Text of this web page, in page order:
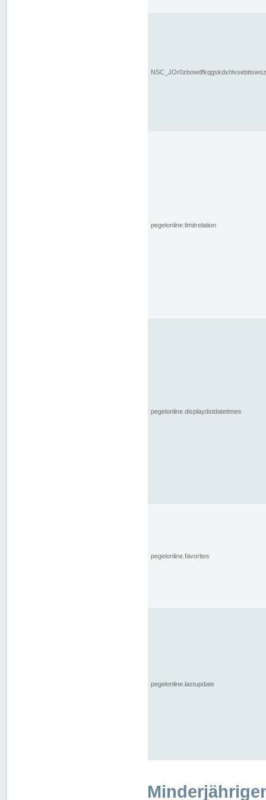
pegelonline.limitrelation
pegelonline.displaydstdatetimes
pegelonline.favorites
pegelonline.lastupdate